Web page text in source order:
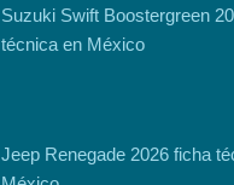
Suzuki Swift Boostergreen
técnica en México
Jeep Renegade 2026 ficha